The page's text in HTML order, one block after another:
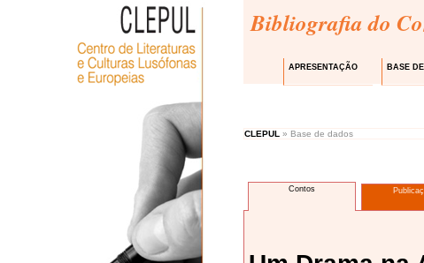
Bibliografia do
APRESENTAÇÃO BASE
CLEPUL » Base de dados
Contos